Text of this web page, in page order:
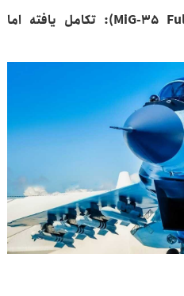
۳. میگ-۳۵ فولکروم (MiG-۳۵ Fulcrum): تکامل یافته اما